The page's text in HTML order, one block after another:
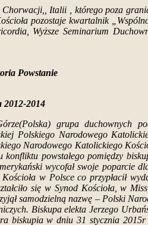
Italii , którego poza
pozostaje kwartalnik
Wyższe Seminarium
Powstanie
2012-2014
grupa duchownych
Polskiego Narodowego
Narodowego Katolickiego
powstałego pomiędzy
wycofał swoje poparcie
w Polsce co przypłacił
się w Synod Kościoła, w
samodzielną nazwę – Polski
Biskupa elekta Jerzego
biskupia w dniu 31 stycznia